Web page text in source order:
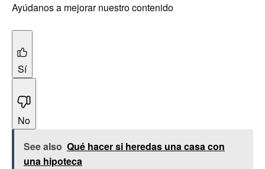
Ayúdanos a mejorar nuestro contenido
Sí
No
See also Qué hacer si heredas una casa con
una hipoteca